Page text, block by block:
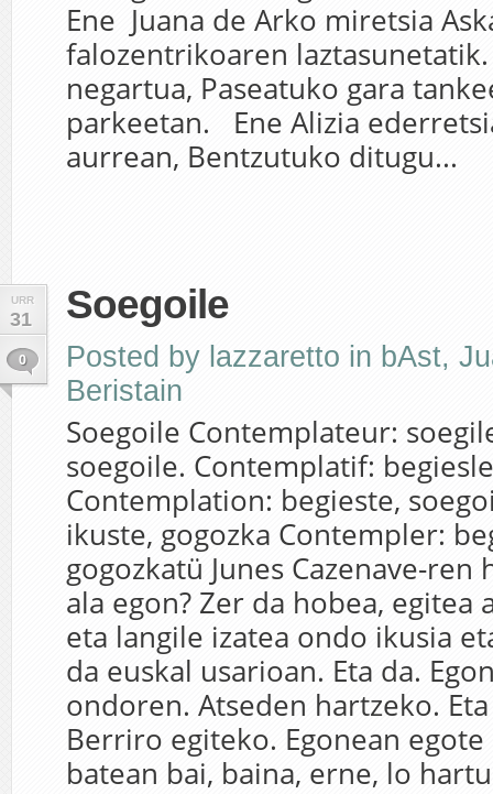
Ene Juana de Arko miretsia
falozentrikoaren laztasunetatik.
negartua, Paseatuko gara
parkeetan. Ene Alizia
aurrean, Bentzutuko ditugu...
URR
31
0
Soegoile
Posted by lazzaretto in bAst,
Beristain
Soegoile Contemplateur:
soegoile. Contemplatif: begiesle
Contemplation: begieste,
ikuste, gogozka Contempler:
gogozkatü Junes Cazenave-
ala egon? Zer da hobea, egitea
eta langile izatea ondo ikusia
da euskal usarioan. Eta da.
ondoren. Atseden hartzeko.
Berriro egiteko. Egonean
batean bai, baina, erne, lo